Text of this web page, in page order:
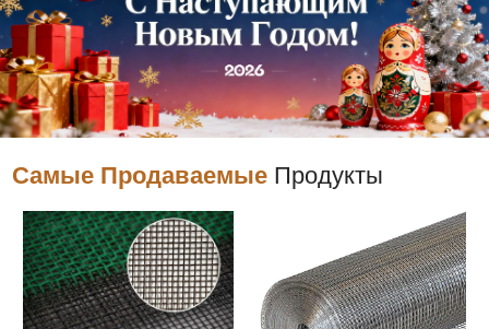
Самые Продаваемые Продукты